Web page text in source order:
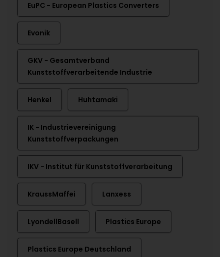
EuPC - European Plastics Converters
Evonik
GKV - Gesamtverband
Kunststoffverarbeitende Industrie
Henkel Huhtamaki
IK - Industrievereinigung
Kunststoffverpackungen
IKV - Institut für Kunststoffverarbeitung
KraussMaffei Lanxess
LyondellBasell Plastics Europe
Plastics Europe Deutschland